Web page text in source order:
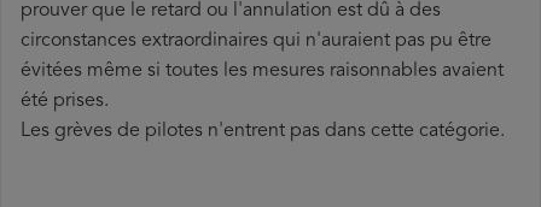
prouver que le retard ou l'annulation est dû à des
circonstances extraordinaires qui n'auraient pas pu être
évitées même si toutes les mesures raisonnables avaient
été prises.
Les grèves de pilotes n'entrent pas dans cette catégorie.